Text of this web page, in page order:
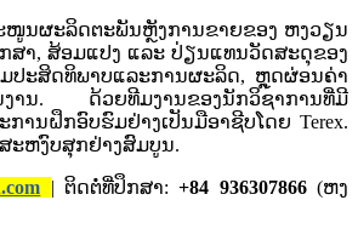
ນຜະລິດຕະພັນຫຼັງການຂາຍຂອງ ຫງວຽນ
ສາ, ສ້ອມແປງ ແລະ ປ່ຽນແທນວັດສະດຸຂອງ
ປະສິດທິພາບແລະການຜະລິດ, ຫຼຸດຜ່ອນຄ່າ
ນງານ. ດ້ວຍທີມງານຂອງນັກວິຊາການທີ່ມີ
ານຝຶກອົບຮົມຢ່າງເປັນມືອາຊີບໂດຍ Terex.
ະຫງົບສຸກຢ່າງສົມບູນ.
| ຕິດຕໍ່ທີ່ປຶກສາ:+84 936307866(ຫງ